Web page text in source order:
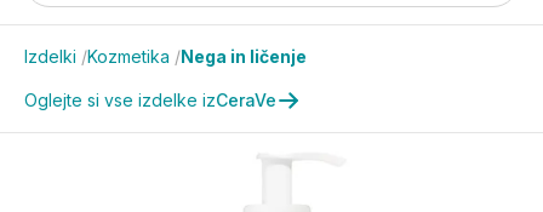
Izdelki /Kozmetika /Nega in ličenje
Oglejte si vse izdelke izCeraVe